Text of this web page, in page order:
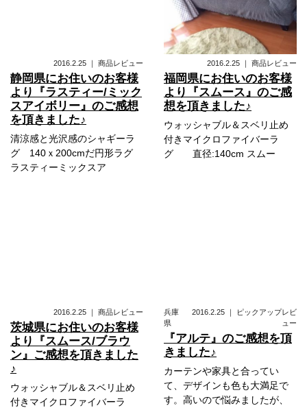
2016.2.25 ｜ 商品レビュー
静岡県にお住いのお客様
より『ラスティー/ミック
スアイボリー』のご感想
を頂きました♪
清涼感と光沢感のシャギーラ
グ 140ｘ200cmだ円形ラグ
ラスティーミックスア
2016.2.25 ｜ 商品レビュー
福岡県にお住いのお客様
より『スムース』のご感
想を頂きました♪
ウォッシャブル＆スベリ止め
付きマイクロファイバーラ
グ 直径:140cm スムー
2016.2.25 ｜ 商品レビュー
茨城県にお住いのお客様
より『スムース/ブラウ
ン』ご感想を頂きました
♪
ウォッシャブル＆スベリ止め
付きマイクロファイバーラ
兵庫
県
2016.2.25 ｜
ピックアップレビ
ュー
『アルテ』のご感想を頂
きました♪
カーテンや家具と合ってい
て、デザインも色も大満足で
す。高いので悩みましたが、